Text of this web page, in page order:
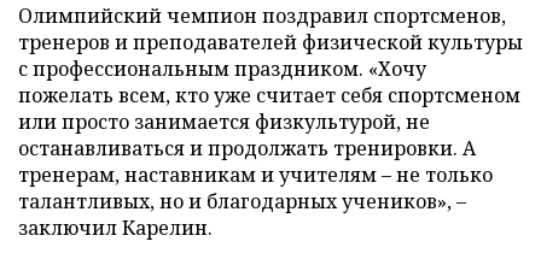
Олимпийский чемпион поздравил спортсменов,
тренеров и преподавателей физической культуры
с профессиональным праздником. «Хочу
пожелать всем, кто уже считает себя спортсменом
или просто занимается физкультурой, не
останавливаться и продолжать тренировки. А
тренерам, наставникам и учителям – не только
талантливых, но и благодарных учеников», –
заключил Карелин.